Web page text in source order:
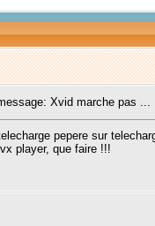
Xvid marche pas ...
pepere sur
player, que faire !!!